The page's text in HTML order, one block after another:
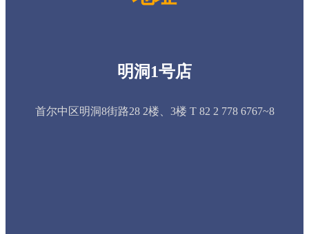
明洞1号店
首尔中区明洞8街路28 2楼、3楼 T 82 2 778 6767~8